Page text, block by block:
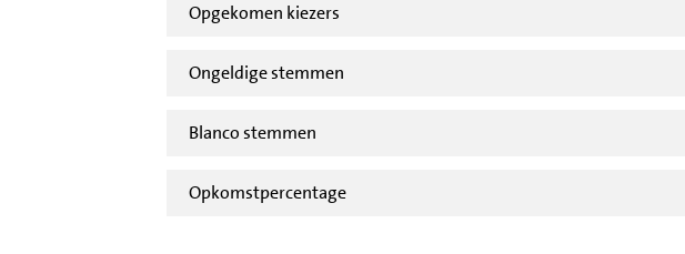
Opgekomen kiezers
Ongeldige stemmen
Blanco stemmen
Opkomstpercentage